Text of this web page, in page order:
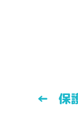
← 保